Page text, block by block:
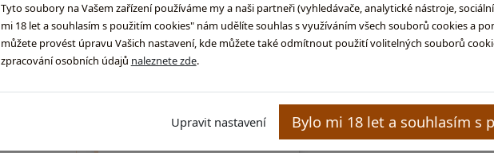
Tyto soubory na Vašem zařízení používáme my a naši partneři (vyhledávače, analytické nástroje,
mi 18 let a souhlasím s použitím cookies" nám udělíte souhlas s využíváním všech souborů cookies a
můžete provést úpravu Vašich nastavení, kde můžete také odmítnout použití volitelných souborů
zpracování osobních údajů naleznete zde.
Upravit nastavení Bylo mi 18 let a souhlasím s
Puntacana Club
Espléndido
0,7l, 38% | Kombinace 12 letých rumů,
bednářského domu Francois Freres,